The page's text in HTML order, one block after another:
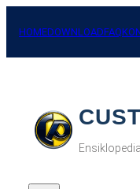
HOMEDOWNLOADFAQ